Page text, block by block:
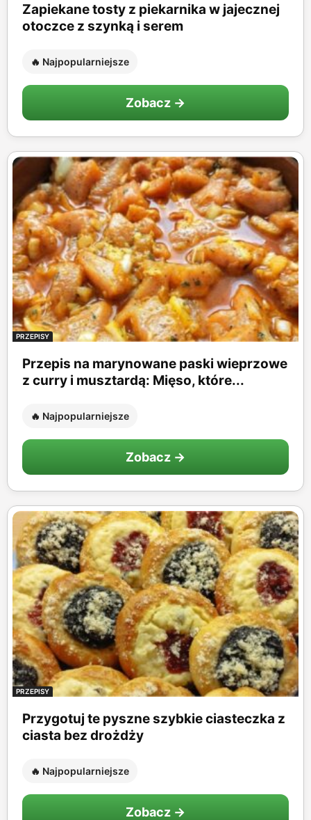
Zapiekane tosty z piekarnika w jajecznej
otoczce z szynką i serem
🔥 Najpopularniejsze
Zobacz →
PRZEPISY
Przepis na marynowane paski wieprzowe
z curry i musztardą: Mięso, które...
🔥 Najpopularniejsze
Zobacz →
PRZEPISY
Przygotuj te pyszne szybkie ciasteczka z
ciasta bez drożdży
🔥 Najpopularniejsze
Zobacz →